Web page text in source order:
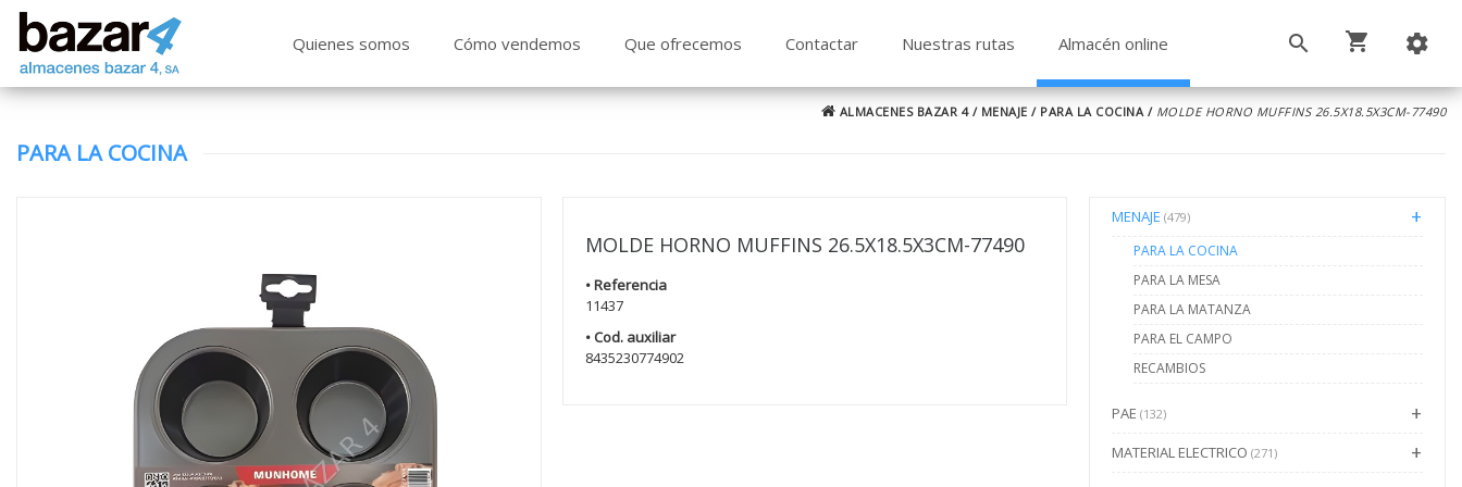
Quienes somos Cómo vendemos Que ofrecemos Contactar Nuestras rutas Almacén online
ALMACENES BAZAR 4/ MENAJE / PARA LA COCINA/ MOLDE HORNO MUFFINS 26.5X18.5X3CM-77490
PARA LA COCINA
MENAJE (479)
PARA LA COCINA
PARA LA MESA
PARA LA MATANZA
PARA EL CAMPO
RECAMBIOS
PAE (132)
MATERIAL ELECTRICO (271)
MOLDE HORNO MUFFINS 26.5X18.5X3CM-77490
• Referencia
11437
• Cod. auxiliar
8435230774902